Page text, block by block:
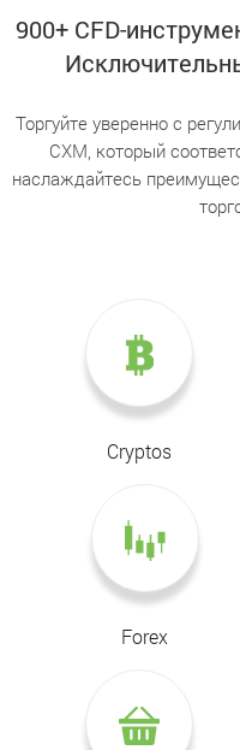
900+ CFD-
Торгуйте уверенно с
CXM, который
наслаждайтесь
Cryptos
Forex